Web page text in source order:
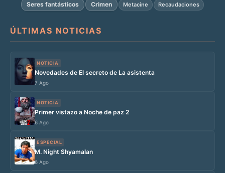
Seres fantásticos Crimen Metacine Recaudaciones
ÚLTIMAS NOTICIAS
NOTICIA
Novedades de El secreto de La asistenta
7 Ago
NOTICIA
Primer vistazo a Noche de paz 2
6 Ago
ESPECIAL
M. Night Shyamalan
6 Ago